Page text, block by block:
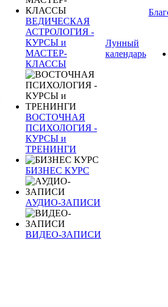
ВЕДИЧЕСКАЯ
АСТРОЛОГИЯ -
КУРСЫ и
МАСТЕР-
КЛАССЫ
ВОСТОЧНАЯ
ПСИХОЛОГИЯ -
КУРСЫ и
ТРЕНИНГИ
БИЗНЕС КУРС
АУДИО-ЗАПИСИ
ВИДЕО-ЗАПИСИ
Лунный
календарь